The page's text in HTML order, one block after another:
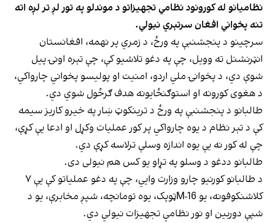
نظامیانو له کورونود نظامي تجهیزاتو د موندلو په تور لږ تر لږه اته
تنه پخواني افغان سرتېري نیولي.
سرچینو د پنجشنبې په ورځ، د زمري پر نهمه، افغانستان
انټرنشنل ته وویل، چې په دغو تلاشیو کې، چې تېره اونۍ پیل
شوې دي، د پخوانۍ ملي اردو، امنیت او پولیسو پخواني چارواکي،
د هغوی کورونه او استوګنځایونه هدف ګرځول شوي دي.
طالبانو د پنجشنبې په ورځ د ترینکوټ ښار په خیرو کاریز سیمه
کې د تېر نظام د یوه چارواکي پر کور عملیات وکړل او ادعا یې کړې،
چې له کور نه یې یوه اندازه وسلې ترلاسه کړې دي.
طالبانو ددغو د وسلو په تړاو یو کس هم نیولی دی.
د طالبانو کورنیو چارو وزارت وايي، چې په دغو عملیاتو کې یې ۷
کلاشنکوفونه، یو M-16ټوپک، یوه تومانچه، شپږ مخابرې، یو د
شپې دوربین او نور نظامي تجهیزات نیولي دي.